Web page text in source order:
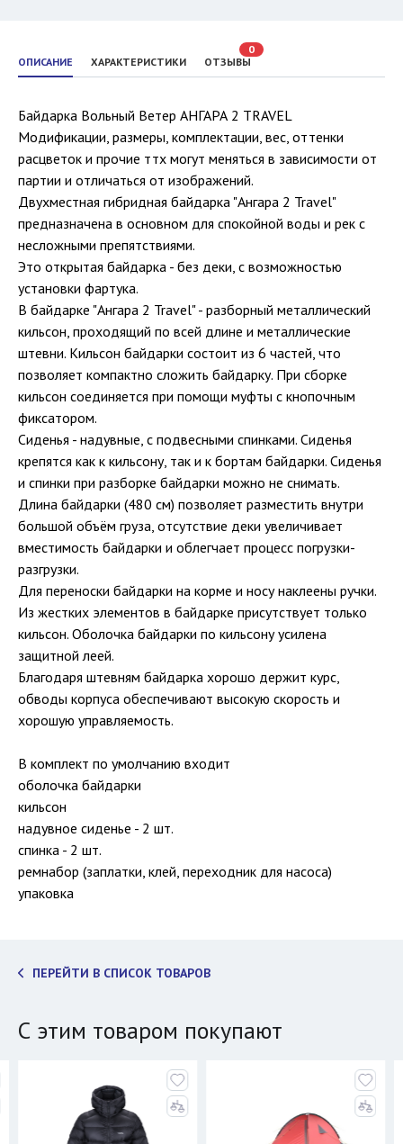
ОПИСАНИЕ ХАРАКТЕРИСТИКИ ОТЗЫВЫ
0
Байдарка Вольный Ветер АНГАРА 2 TRAVEL
Модификации, размеры, комплектации, вес, оттенки
расцветок и прочие ттх могут меняться в зависимости от
партии и отличаться от изображений.
Двухместная гибридная байдарка "Ангара 2 Travel"
предназначена в основном для спокойной воды и рек с
несложными препятствиями.
Это открытая байдарка - без деки, с возможностью
установки фартука.
В байдарке "Ангара 2 Travel" - разборный металлический
кильсон, проходящий по всей длине и металлические
штевни. Кильсон байдарки состоит из 6 частей, что
позволяет компактно сложить байдарку. При сборке
кильсон соединяется при помощи муфты с кнопочным
фиксатором.
Сиденья - надувные, с подвесными спинками. Сиденья
крепятся как к кильсону, так и к бортам байдарки. Сиденья
и спинки при разборке байдарки можно не снимать.
Длина байдарки (480 см) позволяет разместить внутри
большой объём груза, отсутствие деки увеличивает
вместимость байдарки и облегчает процесс погрузки-
разгрузки.
Для переноски байдарки на корме и носу наклеены ручки.
Из жестких элементов в байдарке присутствует только
кильсон. Оболочка байдарки по кильсону усилена
защитной леей.
Благодаря штевням байдарка хорошо держит курс,
обводы корпуса обеспечивают высокую скорость и
хорошую управляемость.
В комплект по умолчанию входит
оболочка байдарки
кильсон
надувное сиденье - 2 шт.
спинка - 2 шт.
ремнабор (заплатки, клей, переходник для насоса)
упаковка
ПЕРЕЙТИ В СПИСОК ТОВАРОВ
С этим товаром покупают